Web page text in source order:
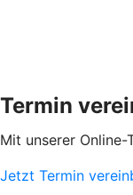
Termin
Mit unserer Online-
Jetzt Termin